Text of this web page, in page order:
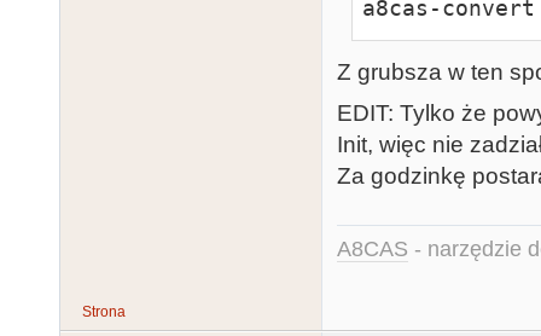
a8cas-
Z grubsza w ten
EDIT: Tylko że
Init, więc nie
Za godzinkę
A8CAS - narzędzie
Strona